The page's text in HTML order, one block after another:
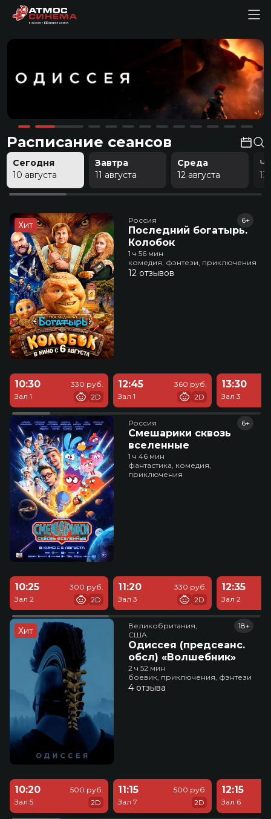
Расписание сеансов
Сегодня
10 августа
Завтра
11 августа
Среда
12 августа
13
Хит Россия
Последний богатырь.
Колобок
6+
1 ч 56 мин
комедия, фэнтези, приключения
12 отзывов
10:30
Зал 1
330 руб.
2D
12:45
Зал 1
360 руб.
2D
13:30
Зал 3
Россия
Смешарики сквозь
вселенные
6+
1 ч 46 мин
фантастика, комедия,
приключения
10:25
Зал 2
300 руб.
2D
11:20
Зал 3
330 руб.
2D
12:35
Зал 2
Хит
Великобритания,
США
Одиссея (предсеанс.
обсл) «Волшебник»
18+
2 ч 52 мин
боевик, приключения, фэнтези
4 отзыва
10:20
Зал 5
500 руб.
2D
11:15
Зал 7
500 руб.
2D
12:15
Зал 6